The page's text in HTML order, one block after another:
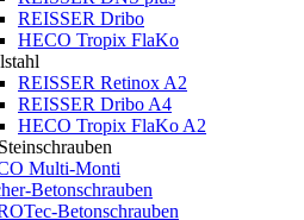
REISSER Dribo
HECO Tropix FlaKo
REISSER Retinox A2
REISSER Dribo A4
HECO Tropix FlaKo A2
Multi-Monti
Betonschrauben
Betonschrauben